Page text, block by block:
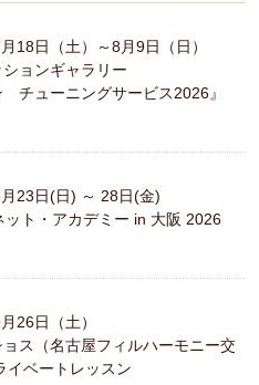
18日（土）～8月9日（日）
ョンギャラリー
チューニングサービス2026』
23日(日) ～ 28日(金)
ット・アカデミー in 大阪 2026
26日（土）
ス（名古屋フィルハーモニー交
イベートレッスン